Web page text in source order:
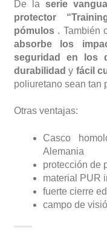
De la serie
protector
pómulos. También
absorbe los
seguridad en los
durabilidad y fácil
poliuretano sean tan
Otras ventajas:
Casco
Alemania
protección de
material PUR
fuerte cierre
campo de